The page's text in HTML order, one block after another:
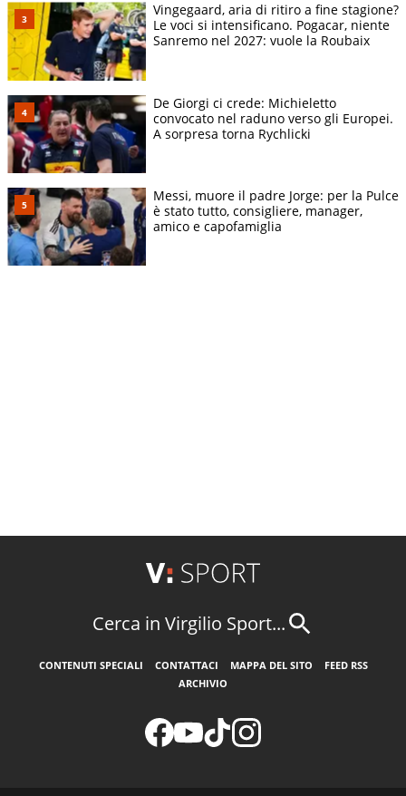
Vingegaard, aria di ritiro a fine stagione?
Le voci si intensificano. Pogacar, niente
Sanremo nel 2027: vuole la Roubaix
De Giorgi ci crede: Michieletto
convocato nel raduno verso gli Europei.
A sorpresa torna Rychlicki
Messi, muore il padre Jorge: per la Pulce
è stato tutto, consigliere, manager,
amico e capofamiglia
Cerca in Virgilio Sport...
CONTENUTI SPECIALI CONTATTACI MAPPA DEL SITO
FEED RSS
ARCHIVIO